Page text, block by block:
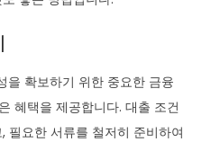
을 확보하기 위한 중요한 금융
혜택을 제공합니다. 대출 조건
필요한 서류를 철저히 준비하여